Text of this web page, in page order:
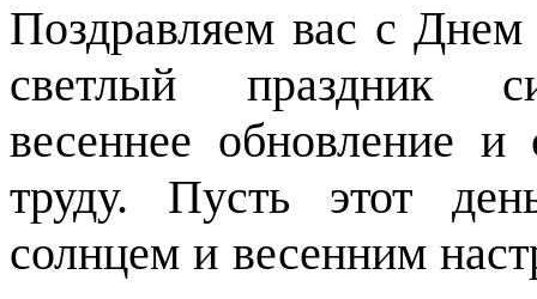
Поздравляем вас с
светлый праздник
весеннее обновление и
труду. Пусть этот
солнцем и весенним